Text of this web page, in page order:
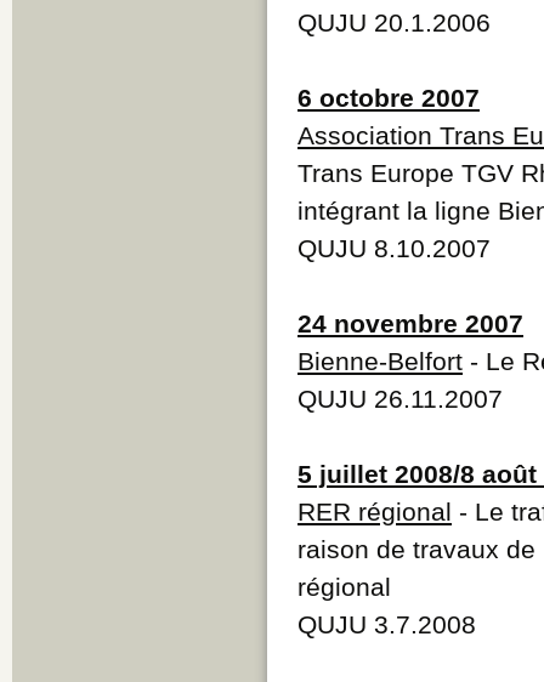
QUJU 20.1.2006
6 octobre 2007
Association Trans
Trans Europe TGV
intégrant la ligne
QUJU 8.10.2007
24 novembre 2007
Bienne-Belfort - Le
QUJU 26.11.2007
5 juillet 2008/8 août
RER régional - Le
raison de travaux
régional
QUJU 3.7.2008